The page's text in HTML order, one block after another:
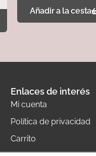
Añadir a la cesta
Enlaces de interés
Mi cuenta
Política de privacidad
Carrito